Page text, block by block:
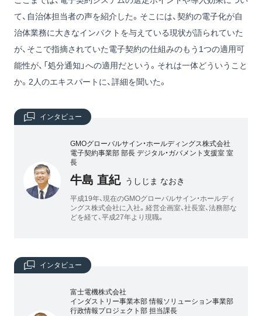
て、自治体担当者の声を紹介した。そこには、契約の電子化が自
治体業務に大きなインパクトを与えている現状が語られていた
が、そこで指摘されていた電子契約の仕組みのもう1つの適用可
能性が、「処分通知」への適用だという。それは一体どういうこと
か。2人のエキスパートに、詳細を聞いた。
インタビュー
GMOグローバルサイン・ホールディングス株式会社
電子契約事業部 部長 デジタル・ガバメント支援室 室
長
牛島 直紀 うしじま なおき
平成19年、現在のGMOグローバルサイン・ホールディ
ングス株式会社に入社。経営企画室、社長室、法務部な
どを経て、平成27年より現職。
インタビュー
富士電機株式会社
インダストリー事業本部 情報ソリューション事業部
行政情報プロジェクト部 担当課長